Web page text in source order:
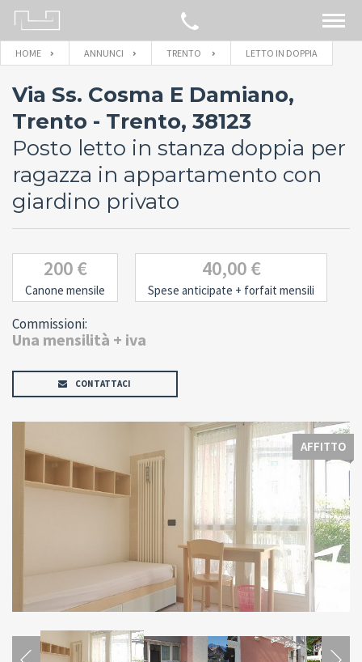
CERCA SULLA MAPPA
BLOG
CONTATTACI
HOME ANNUNCI TRENTO LETTO IN DOPPIA
Via Ss. Cosma E Damiano,
Trento - Trento, 38123
Posto letto in stanza doppia per
ragazza in appartamento con
giardino privato
200 €
Canone mensile
40,00 €
Spese anticipate + forfait mensili
Commissioni:
Una mensilità + iva
CONTATTACI
AFFITTO